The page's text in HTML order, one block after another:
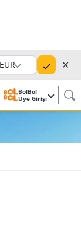
EUR ✕
BolBol
Üye Girişi